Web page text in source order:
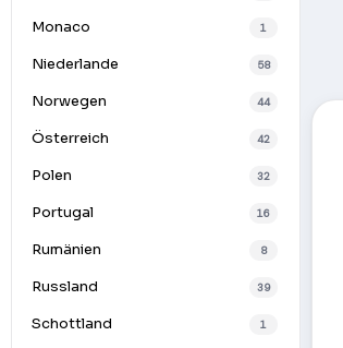
Monaco 1
Niederlande 58
Norwegen 44
Österreich 42
Polen 32
Portugal 16
Rumänien 8
Russland 39
Schottland 1